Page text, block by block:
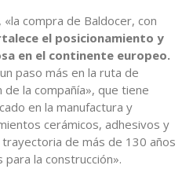
compra de Baldocer, con
el posicionamiento y
en el continente europeo.
paso más en la ruta de
la compañía», que tiene
en la manufactura y
cerámicos, adhesivos y
de más de 130 años
la construcción».